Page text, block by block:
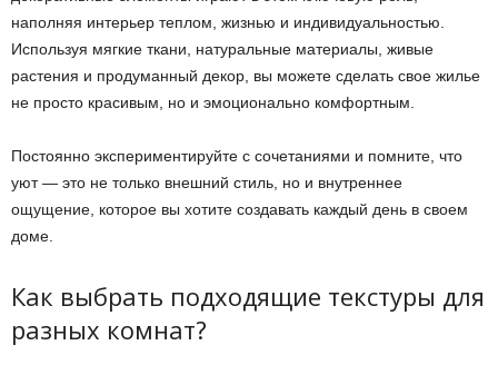
наполняя интерьер теплом, жизнью и индивидуальностью.
Используя мягкие ткани, натуральные материалы, живые
растения и продуманный декор, вы можете сделать свое жилье
не просто красивым, но и эмоционально комфортным.
Постоянно экспериментируйте с сочетаниями и помните, что
уют — это не только внешний стиль, но и внутреннее
ощущение, которое вы хотите создавать каждый день в своем
доме.
Как выбрать подходящие текстуры для
разных комнат?